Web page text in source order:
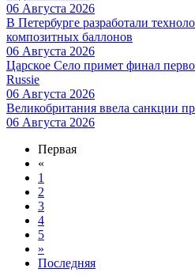
06 Августа 2026
В Петербурге разработали
композитных баллонов
06 Августа 2026
Царское Село примет финал
Russie
06 Августа 2026
Великобритания ввела санкции
06 Августа 2026
Первая
«
1
2
3
4
5
»
Последняя